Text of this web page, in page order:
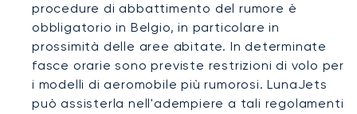
procedure di abbattimento del rumore è
obbligatorio in Belgio, in particolare in
prossimità delle aree abitate. In determinate
fasce orarie sono previste restrizioni di volo per
i modelli di aeromobile più rumorosi. LunaJets
può assisterla nell'adempiere a tali regolamenti